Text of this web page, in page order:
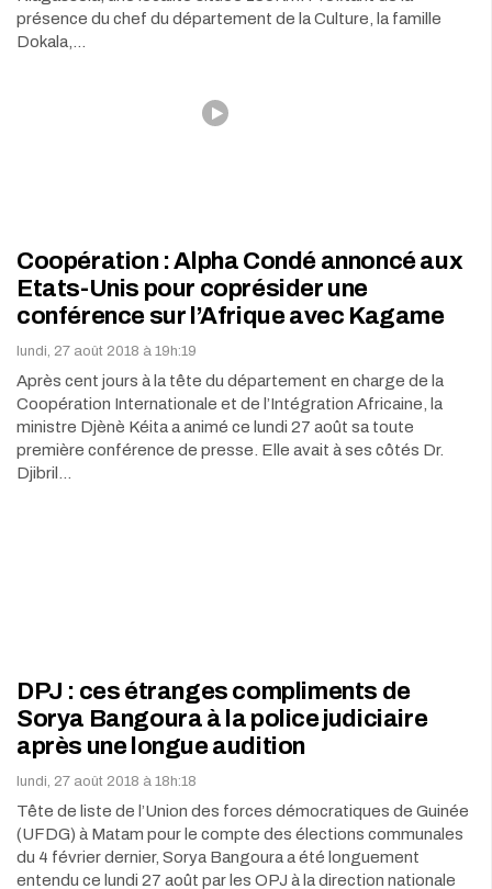
présence du chef du département de la Culture, la famille
Dokala,…
Coopération : Alpha Condé annoncé aux
Etats-Unis pour coprésider une
conférence sur l’Afrique avec Kagame
lundi, 27 août 2018 à 19h:19
Après cent jours à la tête du département en charge de la
Coopération Internationale et de l’Intégration Africaine, la
ministre Djènè Kéita a animé ce lundi 27 août sa toute
première conférence de presse. Elle avait à ses côtés Dr.
Djibril…
DPJ : ces étranges compliments de
Sorya Bangoura à la police judiciaire
après une longue audition
lundi, 27 août 2018 à 18h:18
Tête de liste de l’Union des forces démocratiques de Guinée
(UFDG) à Matam pour le compte des élections communales
du 4 février dernier, Sorya Bangoura a été longuement
entendu ce lundi 27 août par les OPJ à la direction nationale